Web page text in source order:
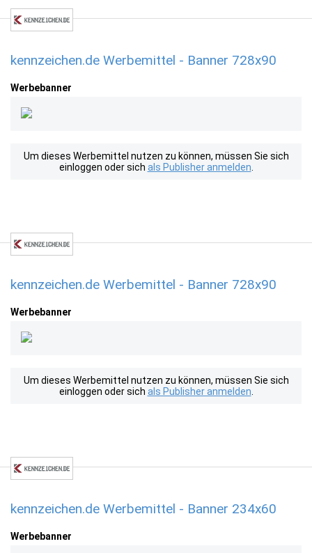
kennzeichen.de Werbemittel - Banner 728x90
Werbebanner
Um dieses Werbemittel nutzen zu können, müssen Sie sich
einloggen oder sich als Publisher anmelden
kennzeichen.de Werbemittel - Banner 728x90
Werbebanner
Um dieses Werbemittel nutzen zu können, müssen Sie sich
einloggen oder sich als Publisher anmelden
kennzeichen.de Werbemittel - Banner 234x60
Werbebanner